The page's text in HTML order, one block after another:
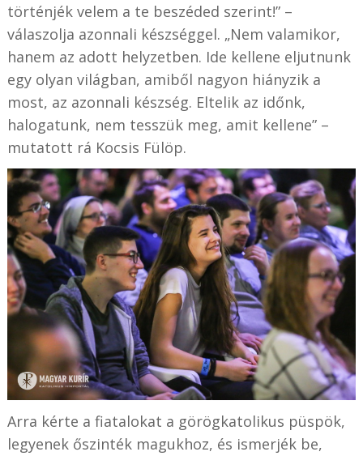
történjék velem a te beszéded szerint!” –
válaszolja azonnali készséggel. „Nem valamikor,
hanem az adott helyzetben. Ide kellene eljutnunk
egy olyan világban, amiből nagyon hiányzik a
most, az azonnali készség. Eltelik az időnk,
halogatunk, nem tesszük meg, amit kellene” –
mutatott rá Kocsis Fülöp.
Arra kérte a fiatalokat a görögkatolikus püspök,
legyenek őszinték magukhoz, és ismerjék be,